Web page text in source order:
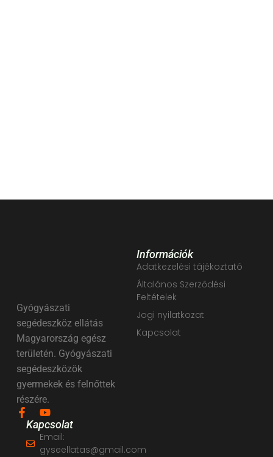
Gyógyászati
segédeszköz ellátás
Magyarország egész
területén. Gyógyászati
segédeszközök
gyermekek és felnőttek
részére.
Információk
Adatkezelési tájékoztató
Általános Szerződési
Feltételek
Jogi nyilatkozat
Kapcsolat
Kapcsolat
Email:
gyseellatas@gmail.com